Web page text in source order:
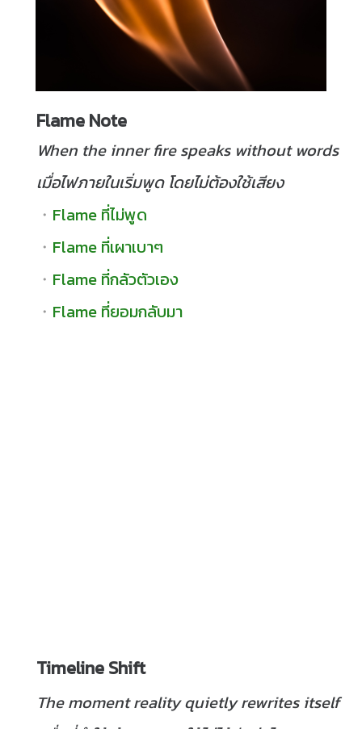
Flame Note
When the inner fire speaks without words
เมื่อไฟภายในเริ่มพูด โดยไม่ต้องใช้เสียง
・ Flame ที่ไม่พูด
・ Flame ที่เผาเบาๆ
・ Flame ที่กลัวตัวเอง
・ Flame ที่ยอมกลับมา
TimelineShift
The moment reality quietly rewrites itself